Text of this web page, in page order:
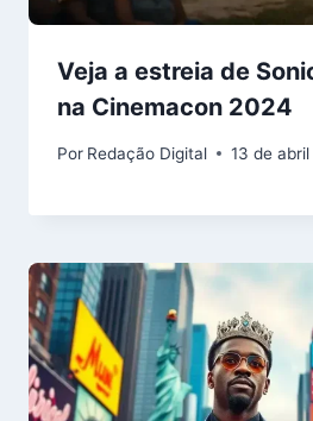
Veja a estreia de
na Cinemacon 2024
Por Redação Digital 13 de